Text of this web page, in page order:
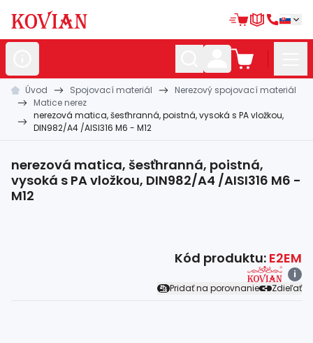
Nerezovépolotovary
Hliníkovépolotovary
Zábradlia a madlá
Úvod Spojovací materiál
Nerezový spojovací materiál
Matice nerez
nerezová matica, šesťhranná, poistná, vysoká s PA vložkou,
DIN982/A4 /AISI316 M6 - M12
nerezová matica, šesťhranná, poistná,
vysoká s PA vložkou, DIN982/A4 /AISI316 M6 -
M12
Kód produktu: E2EM
i
Pridať na porovnanie
Zdieľať